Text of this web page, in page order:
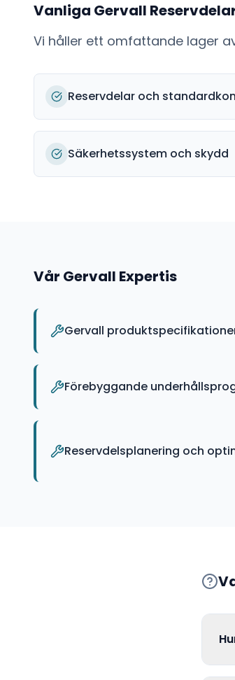
Vanliga Gervall
Vi håller ett omfattande lager
Reservdelar och
Säkerhetssystem och skydd
Vår Gervall Expertis
Gervall
Förebyggande
Reservdelsplanering och